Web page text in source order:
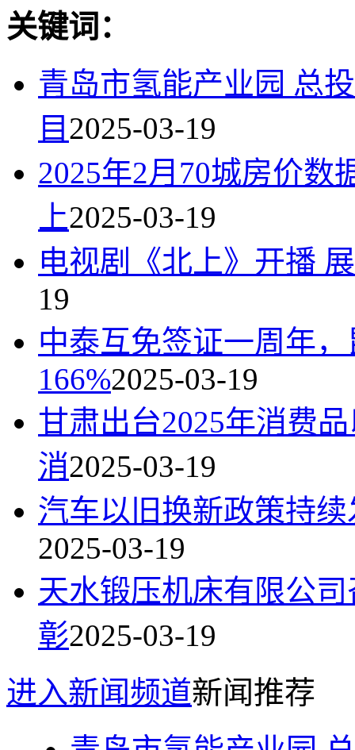
关键词：
青岛市氢能产业园 总
目 2025-03-19
2025年2月70城房价数
上2025-03-19
电视剧《北上》开播
19
中泰互免签证一周年
166%2025-03-19
甘肃出台2025年消费
消2025-03-19
汽车以旧换新政策持
2025-03-19
天水锻压机床有限公
彰2025-03-19
进入新闻频道新闻推荐